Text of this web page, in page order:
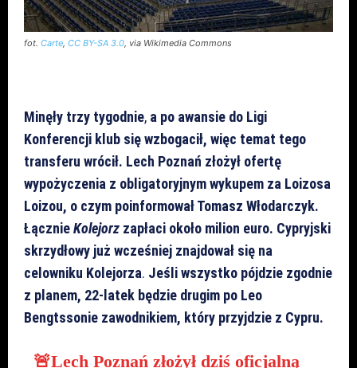
fot. Carte, CC BY-SA 3.0, via Wikimedia Commons
Minęły trzy tygodnie, a po awansie do Ligi
Konferencji klub się wzbogacił, więc temat tego
transferu wrócił. Lech Poznań złożył ofertę
wypożyczenia z obligatoryjnym wykupem za Loizosa
Loizou, o czym poinformował Tomasz Włodarczyk.
ŁącznieKolejorz zapłaci około milion euro. Cypryjski
skrzydłowy już wcześniej znajdował się na
celowniku Kolejorza. Jeśli wszystko pójdzie zgodnie
z planem, 22-latek będzie drugim po Leo
Bengtssonie zawodnikiem, który przyjdzie z Cypru.
🚨Lech Poznań złożył dziś oficjalną